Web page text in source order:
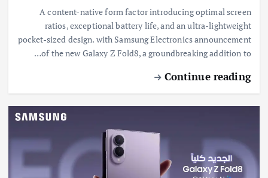
A content-native form factor introducing optimal screen
ratios, exceptional battery life, and an ultra-lightweight
pocket-sized design. with Samsung Electronics announcement
of the new Galaxy Z Fold8, a groundbreaking addition to…
Continue reading